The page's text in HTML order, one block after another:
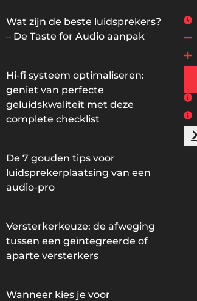
Wat zijn de beste luidsprekers?
– De Taste for Audio aanpak
Hi-fi systeem optimaliseren:
geniet van perfecte
geluidskwaliteit met deze
complete checklist
De 7 gouden tips voor
luidsprekerplaatsing van een
audio-pro
Versterkerkeuze: de afweging
tussen een geïntegreerde of
aparte versterkers
Wanneer kies je voor